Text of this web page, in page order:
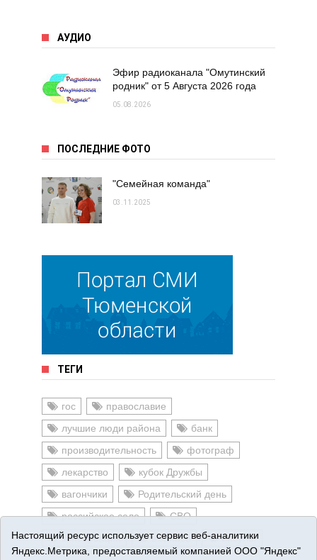
АУДИО
Эфир радиоканала "Омутинский
родник" от 5 Августа 2026 года
05.08.2026
ПОСЛЕДНИЕ ФОТО
"Семейная команда"
03.11.2025
ТЕГИ
гос
православие
лучшие люди района
банк
производительность
фотограф
лекарство
кубок Дружбы
вагончики
Родительский день
российское село
СВО
консервация
в запасе инсульт
Настоящий ресурс использует сервис веб-аналитики
Яндекс.Метрика, предоставляемый компанией ООО "Яндекс"